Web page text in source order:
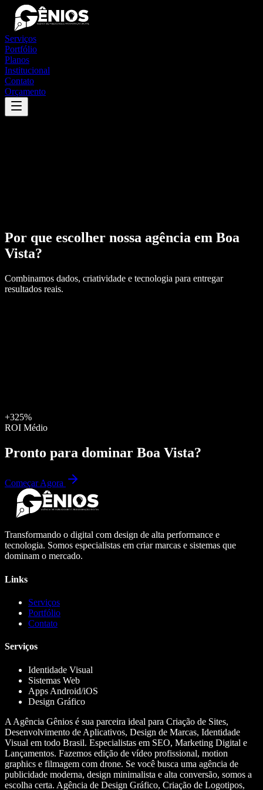
Serviços
Portfólio
Planos
Institucional
Contato
Orçamento
Por que escolher nossa agência em Boa
Vista?
Combinamos dados, criatividade e tecnologia para entregar
resultados reais.
+325%
ROI Médio
Pronto para dominar Boa Vista?
Começar Agora
Transformando o digital com design de alta performance e
tecnologia. Somos especialistas em criar marcas e sistemas que
dominam o mercado.
Links
Serviços
Portfólio
Contato
Serviços
Identidade Visual
Sistemas Web
Apps Android/iOS
Design Gráfico
A Agência Gênios é sua parceira ideal para Criação de Sites,
Desenvolvimento de Aplicativos, Design de Marcas, Identidade
Visual em todo Brasil. Especialistas em SEO, Marketing Digital e
Lançamentos. Fazemos edição de vídeo profissional, motion
graphics e filmagem com drone. Se você busca uma agência de
publicidade moderna, design minimalista e alta conversão, somos a
escolha certa. Agência de Design Gráfico, Criação de Logotipos,